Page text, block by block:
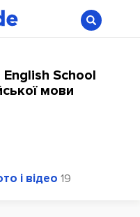
English School
мови
і відео 19